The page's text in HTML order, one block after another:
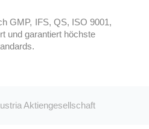
GMP, IFS, QS, ISO 9001,
und garantiert höchste
Aktiengesellschaft